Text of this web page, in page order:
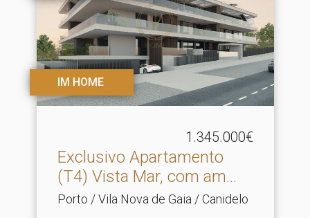
IM HOME
1.345.000€
Exclusivo Apartamento
(T4) Vista Mar, com am.​..
Porto / Vila Nova de Gaia / Canidelo